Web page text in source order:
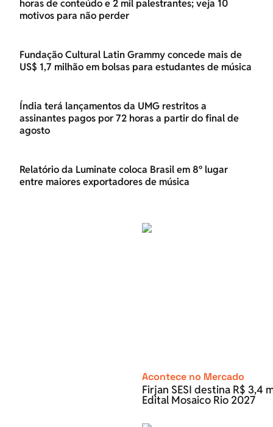
horas de conteúdo e 2 mil palestrantes; veja 10
motivos para não perder
Fundação Cultural Latin Grammy concede mais de
US$ 1,7 milhão em bolsas para estudantes de música
Índia terá lançamentos da UMG restritos a
assinantes pagos por 72 horas a partir do final de
agosto
Relatório da Luminate coloca Brasil em 8º lugar
entre maiores exportadores de música
Acontece no Mercado
Firjan SESI destina R$ 3,4
Edital Mosaico Rio 2027